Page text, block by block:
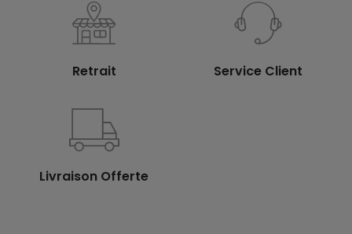
Retrait Service Client
Livraison Offerte